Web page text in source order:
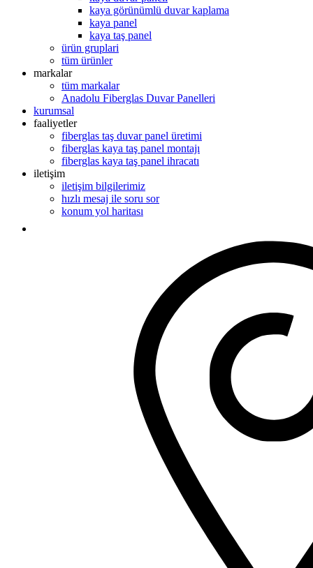
kaya görünümlü duvar kaplama
kaya panel
kaya taş panel
ürün gruplari
tüm ürünler
markalar
tüm markalar
Anadolu Fiberglas Duvar Panelleri
kurumsal
faaliyetler
fiberglas taş duvar panel üretimi
fiberglas kaya taş panel montajı
fiberglas kaya taş panel ihracatı
iletişim
iletişim bilgilerimiz
hızlı mesaj ile soru sor
konum yol haritası